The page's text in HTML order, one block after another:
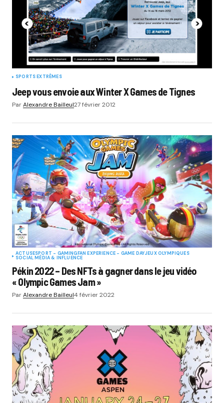
SPORTS EXTRÊMES
Jeep vous envoie aux Winter X Games de Tignes
ParAlexandre Bailleul27 février 2012
ACTUSESPORT - GAMINGFAN EXPERIENCE - GAME DAYJEUX OLYMPIQUES
SOCIAL MÉDIA & INFLUENCE
Pékin 2022 – Des NFTs à gagner dans le jeu vidéo
« Olympic Games Jam »
ParAlexandre Bailleul4 février 2022